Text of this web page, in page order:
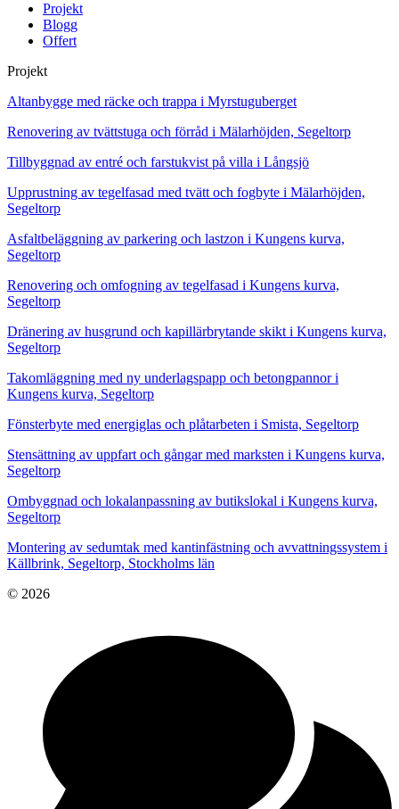
Projekt
Blogg
Offert
Projekt
Altanbygge med räcke och trappa i Myrstuguberget
Renovering av tvättstuga och förråd i Mälarhöjden, Segeltorp
Tillbyggnad av entré och farstukvist på villa i Långsjö
Upprustning av tegelfasad med tvätt och fogbyte i Mälarhöjden,
Segeltorp
Asfaltbeläggning av parkering och lastzon i Kungens kurva,
Segeltorp
Renovering och omfogning av tegelfasad i Kungens kurva,
Segeltorp
Dränering av husgrund och kapillärbrytande skikt i Kungens kurva,
Segeltorp
Takomläggning med ny underlagspapp och betongpannor i
Kungens kurva, Segeltorp
Fönsterbyte med energiglas och plåtarbeten i Smista, Segeltorp
Stensättning av uppfart och gångar med marksten i Kungens kurva,
Segeltorp
Ombyggnad och lokalanpassning av butikslokal i Kungens kurva,
Segeltorp
Montering av sedumtak med kantinfästning och avvattningssystem i
Källbrink, Segeltorp, Stockholms län
© 2026